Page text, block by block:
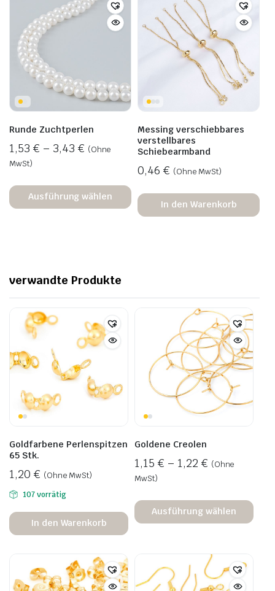
Runde Zuchtperlen
1,53 € – 3,43 € (Ohne
MwSt)
Ausführung wählen
Messing verschiebbares
verstellbares
Schiebearmband
0,46 € (Ohne MwSt)
In den Warenkorb
verwandte Produkte
Goldfarbene Perlenspitzen
65 Stk.
1,20 € (Ohne MwSt)
107 vorrätig
In den Warenkorb
Goldene Creolen
1,15 € – 1,22 € (Ohne
MwSt)
Ausführung wählen